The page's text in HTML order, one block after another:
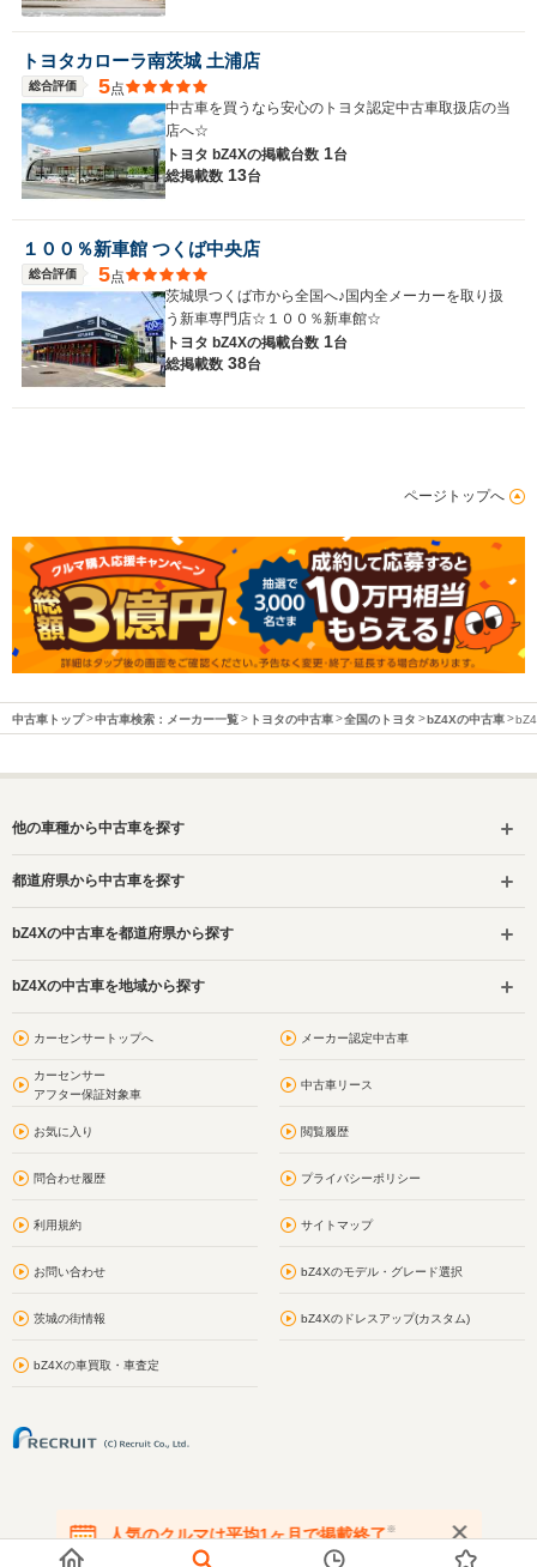
トヨタカローラ南茨城 土浦店
総合評価 5点
中古車を買うなら安心のトヨタ認定中古車取扱店の当
店へ☆
トヨタ bZ4Xの掲載台数 1台
総掲載数 13台
１００％新車館 つくば中央店
総合評価 5点
茨城県つくば市から全国へ♪国内全メーカーを取り扱
う新車専門店☆１００％新車館☆
トヨタ bZ4Xの掲載台数 1台
総掲載数 38台
ページトップへ
中古車トップ 中古車検索：メーカー一覧 トヨタの中古車 全国のトヨタ bZ4Xの中古車
他の車種から中古車を探す
都道府県から中古車を探す
bZ4Xの中古車を都道府県から探す
bZ4Xの中古車を地域から探す
カーセンサートップへ メーカー認定中古車
カーセンサー
アフター保証対象車
中古車リース
お気に入り 閲覧履歴
問合わせ履歴 プライバシーポリシー
利用規約 サイトマップ
お問い合わせ bZ4Xのモデル・グレード選択
茨城の街情報 bZ4Xのドレスアップ(カスタム)
bZ4Xの車買取・車査定
人気のクルマは平均1ヶ月で掲載終了※
在庫が無くなる前にお問い合わせください